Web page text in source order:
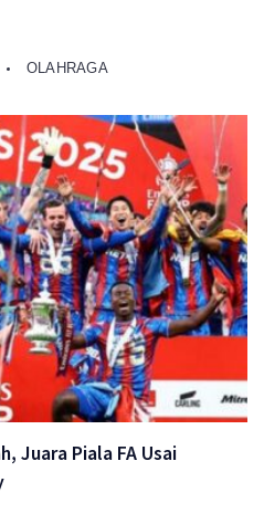
OLAHRAGA
Juara Piala FA Usai